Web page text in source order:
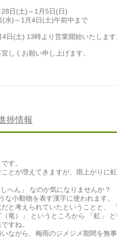
日(土)～1月5日(日)
水)～1月4日(土)午前中まで
日(土) 13時より営業開始いたします
しくお願い申し上げます。
捗情報
す。
とが増えてきますが、雨上がりに
へん」 なのか気になりませんか？
小動物を表す漢字に使われます。
と考えられていたということと、
竜）」 というところから 「虹」 と
すね。
ながら、梅雨のジメジメ期間を無